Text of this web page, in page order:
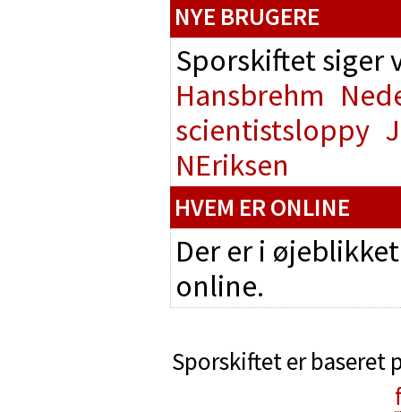
NYE BRUGERE
Sporskiftet siger
Hansbrehm
scientistsloppy
NEriksen
HVEM ER ONLINE
Der er i
online.
Sporskiftet er baseret